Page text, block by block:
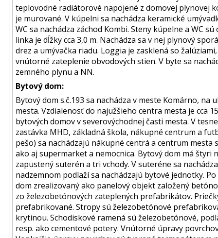
teplovodné radiátorové napojené z domovej plynovej
je murované. V kúpelni sa nachádza keramické
WC sa nachádza záchod Kombi. Steny kúpelne a WC
linka je dĺžky cca 3,0 m. Nachádza sa v nej plynový
drez a umývačka riadu. Loggia je zasklená so
vnútorné zateplenie obvodových stien. V byte sa
zemného plynu a NN.
Bytový dom:
Bytový dom s.č.193 sa nachádza v meste Komárno,
mesta. Vzdialenosť do najužšieho centra mesta je cca
bytových domov v severovýchodnej časti mesta. V
zastávka MHD, základná škola, nákupné centrum a
pešo) sa nachádzajú nákupné centrá a centrum
ako aj supermarket a nemocnica. Bytový dom má štyri
zapustený suterén a tri vchody. V suteréne sa
nadzemnom podlaží sa nachádzajú bytové jednotky.
dom zrealizovaný ako panelový objekt založený
zo železobetónových zateplených prefabrikátov.
prefabrikované. Stropy sú železobetónové
krytinou. Schodiskové ramená sú železobetónové,
resp. ako cementové potery. Vnútorné úpravy